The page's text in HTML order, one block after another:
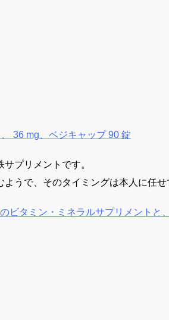
36 mg、ベジキャップ 90 錠
プリメントです。
うで、そのタイミングは本人に任せ
ビタミン・ミネラルサプリメントと